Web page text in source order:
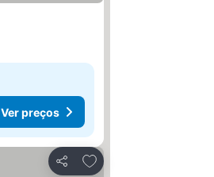
Ver preços
Partilhar
Adicionar aos favoritos